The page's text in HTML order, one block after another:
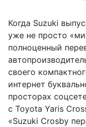
Когда Suzuki
уже не просто
полноценный
своего
интернет
просторах
с Toyota Yaris
«Suzuki Crosby